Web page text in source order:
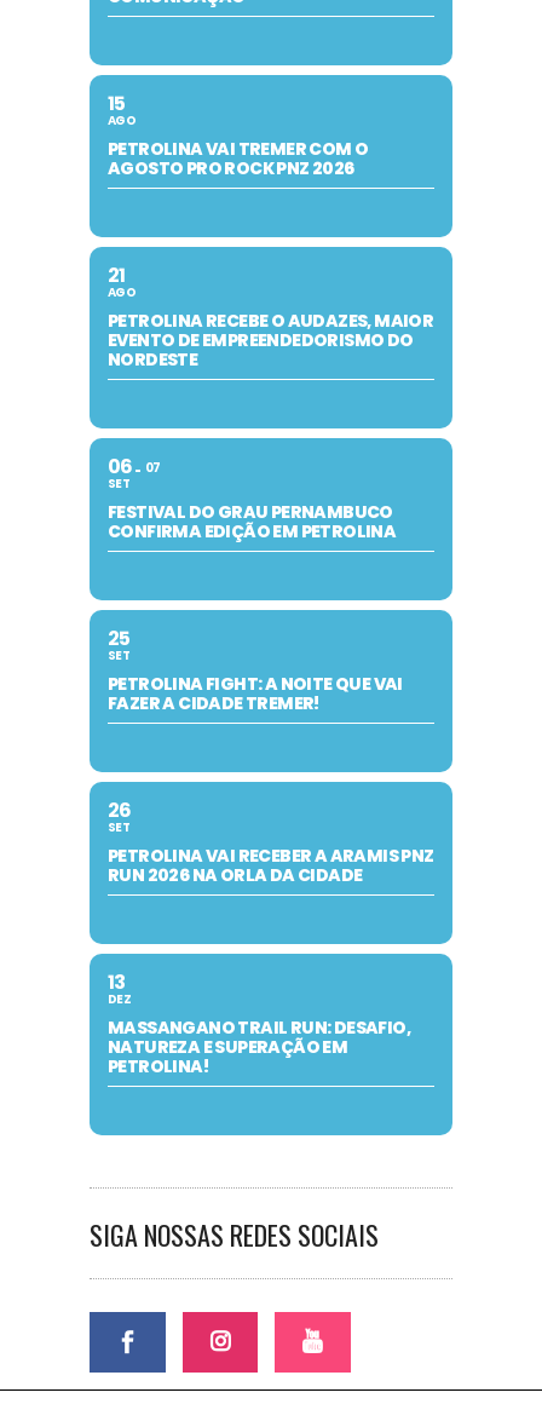
15
AGO
PETROLINA VAI TREMER COM O
AGOSTO PRO ROCK PNZ 2026
21
AGO
PETROLINA RECEBE O AUDAZES, MAIOR
EVENTO DE EMPREENDEDORISMO DO
NORDESTE
06
SET
07
FESTIVAL DO GRAU PERNAMBUCO
CONFIRMA EDIÇÃO EM PETROLINA
25
SET
PETROLINA FIGHT: A NOITE QUE VAI
FAZER A CIDADE TREMER!
26
SET
PETROLINA VAI RECEBER A ARAMIS PNZ
RUN 2026 NA ORLA DA CIDADE
13
DEZ
MASSANGANO TRAIL RUN: DESAFIO,
NATUREZA E SUPERAÇÃO EM
PETROLINA!
SIGA NOSSAS REDES SOCIAIS